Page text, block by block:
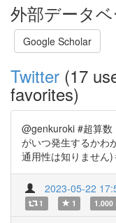
外部データ
Google Scholar
Twitter (17
favorites)
@genkuroki #超算数
がいつ発生するかわ
通用性は知りません)
2023-05-22
1 1 1.000